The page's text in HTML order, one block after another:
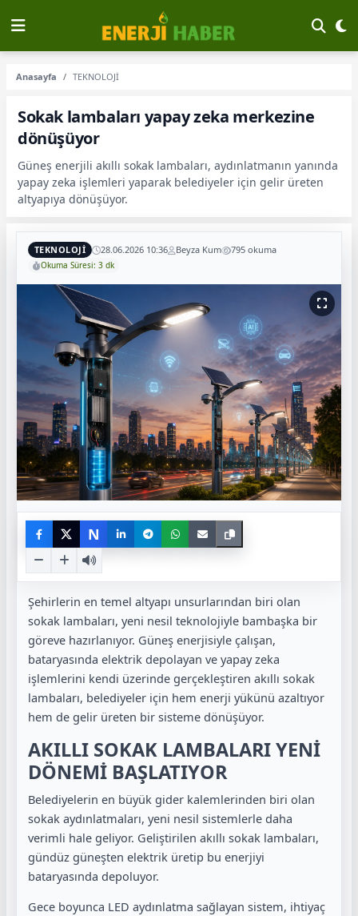
Anasayfa TEKNOLOJİ
Sokak lambaları yapay zeka merkezine
dönüşüyor
Güneş enerjili akıllı sokak lambaları, aydınlatmanın yanında
yapay zeka işlemleri yaparak belediyeler için gelir üreten
altyapıya dönüşüyor.
TEKNOLOJİ 28.06.2026 10:36 Beyza Kum 795 okuma
Okuma Süresi: 3 dk
N
Şehirlerin en temel altyapı unsurlarından biri olan
sokak lambaları, yeni nesil teknolojiyle bambaşka bir
göreve hazırlanıyor. Güneş enerjisiyle çalışan,
bataryasında elektrik depolayan ve yapay zeka
işlemlerini kendi üzerinde gerçekleştiren akıllı sokak
lambaları, belediyeler için hem enerji yükünü azaltıyor
hem de gelir üreten bir sisteme dönüşüyor.
AKILLI SOKAK LAMBALARI YENİ
DÖNEMİ BAŞLATIYOR
Belediyelerin en büyük gider kalemlerinden biri olan
sokak aydınlatmaları, yeni nesil sistemlerle daha
verimli hale geliyor. Geliştirilen akıllı sokak lambaları,
gündüz güneşten elektrik üretip bu enerjiyi
bataryasında depoluyor.
Gece boyunca LED aydınlatma sağlayan sistem, ihtiyaç